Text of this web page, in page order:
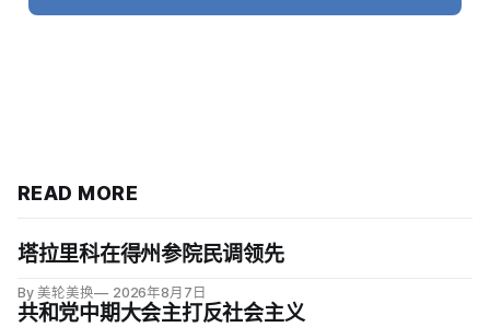
READ MORE
塔拉里科在得州参院民调领先
By 美轮美换 2026年8月7日
共和党中期大会主打反社会主义